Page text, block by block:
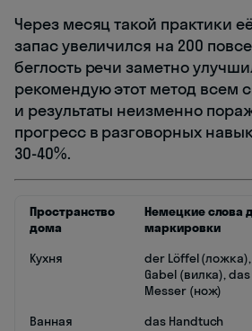
Через месяц такой практики
запас увеличился на 200
беглость речи заметно
рекомендую этот метод всем
и результаты неизменно
прогресс в разговорных
30-40%.
Пространство
дома
Немецкие слова
маркировки
Кухня
der Löffel
Gabel (вилка), das
Messer (нож)
Ванная
das Handtuch